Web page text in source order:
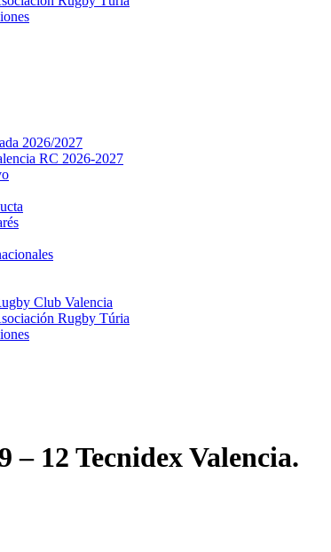
2026/2027
RC 2026-2027
Club Valencia
Rugby Túria
– 12 Tecnidex Valencia.